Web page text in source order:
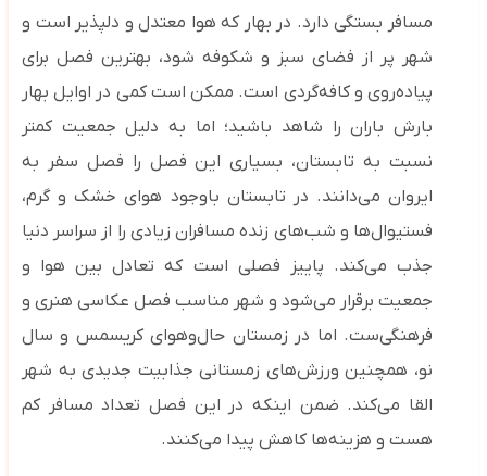
مسافر بستگی دارد. در بهار که هوا معتدل و دلپذیر است و
شهر پر از فضای سبز و شکوفه ‌شود، بهترین فصل برای
پیاده‌روی و کافه‌گردی است. ممکن است کمی در اوایل بهار
بارش باران را شاهد باشید؛ اما به دلیل جمعیت کمتر
نسبت به تابستان، بسیاری این فصل را فصل سفر به
ایروان می‌دانند. در تابستان باوجود هوای خشک و گرم،
فستیوال‌ها و شب‌های زنده مسافران زیادی را از سراسر دنیا
جذب می‌کند. پاییز فصلی است که تعادل بین هوا و
جمعیت برقرار می‌شود و شهر مناسب فصل عکاسی هنری و
فرهنگی‌ست. اما در زمستان حال‌وهوای کریسمس و سال
نو، همچنین ورزش‌های زمستانی جذابیت جدیدی به شهر
القا می‌کند. ضمن اینکه در این فصل تعداد مسافر کم
هست و هزینه‌ها کاهش پیدا می‌کنند.